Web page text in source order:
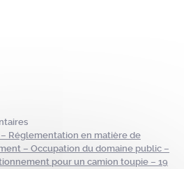
– Réglementation en matière de
– Occupation du domaine public –
pour un camion toupie – 19